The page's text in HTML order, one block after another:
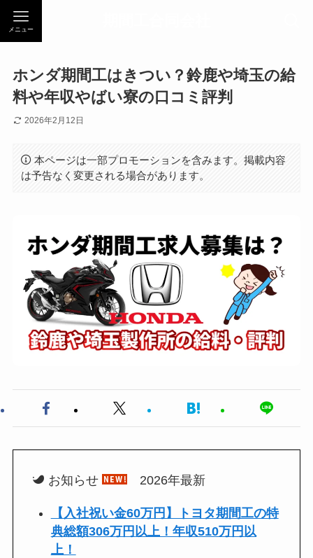
メニュー
ホンダ期間工はきつい？鈴鹿や埼玉の給
料や年収やばい寮の口コミ評判
2026年2月12日
本ページは一部プロモーションを含みます。掲載内容
は予告なく変更される場合があります。
お知らせ 2026年最新
【入社祝い金60万円】トヨタ期間工の特
典総額306万円以上！年収510万円以
上！